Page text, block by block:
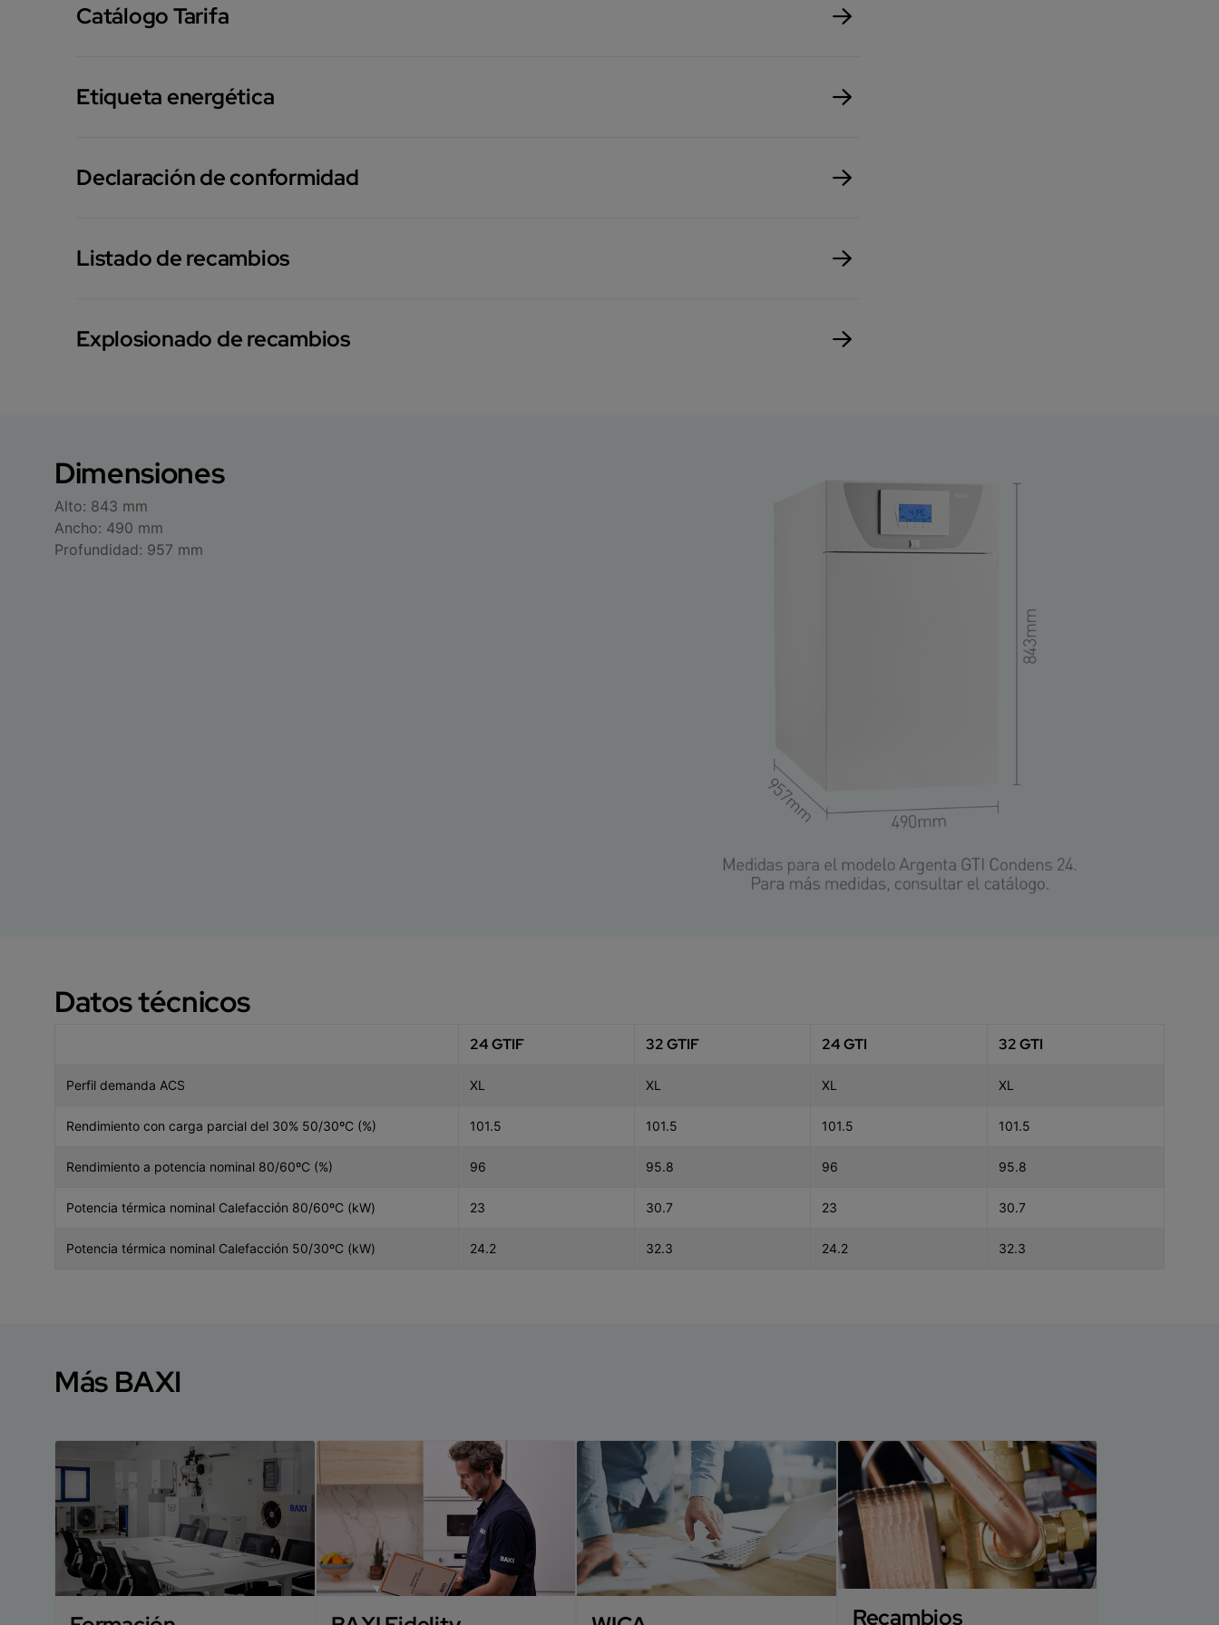
Catálogo Tarifa
Etiqueta energética
Declaración de conformidad
Listado de recambios
Explosionado de recambios
Dimensiones
Alto: 843 mm
Ancho: 490 mm
Profundidad: 957 mm
Datos técnicos
24 GTIF 32 GTIF 24 GTI 32 GTI
Perfil demanda ACS XL XL XL XL
Rendimiento con carga parcial del 30% 50/30ºC (%) 101.5 101.5 101.5 101.5
Rendimiento a potencia nominal 80/60ºC (%) 96 95.8 96 95.8
Potencia térmica nominal Calefacción 80/60ºC (kW) 23 30.7 23 30.7
Potencia térmica nominal Calefacción 50/30ºC (kW) 24.2 32.3 24.2 32.3
Más BAXI
Recambios